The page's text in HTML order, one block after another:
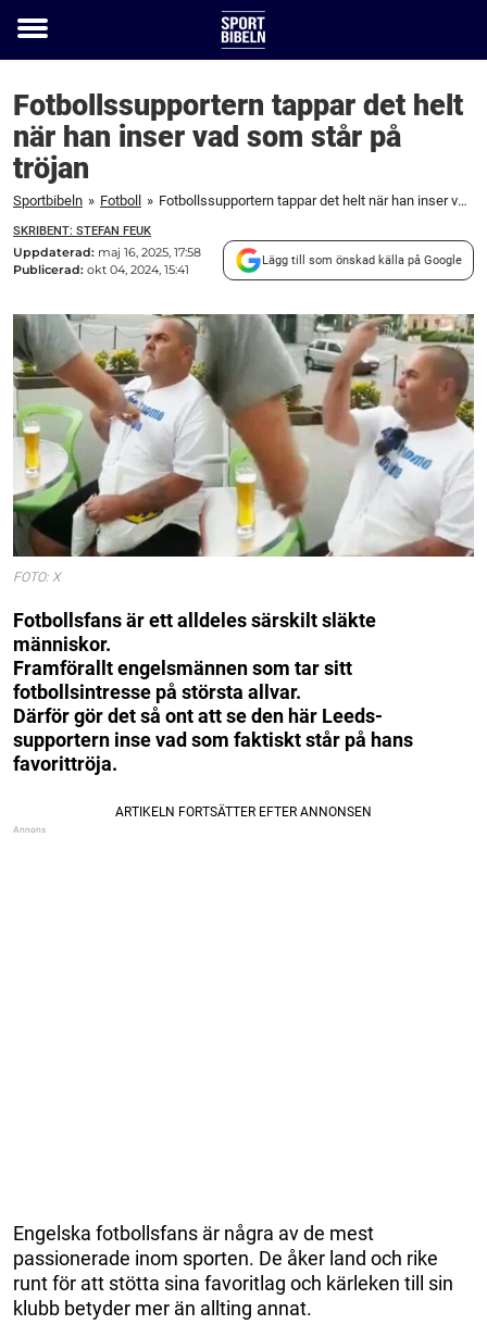
Toggle
Fotbollssupportern tappar det helt
när han inser vad som står på
tröjan
Sportbibeln » Fotboll » Fotbollssupportern tappar det helt när han inser vad som står på tröjan
SKRIBENT: STEFAN FEUK
Uppdaterad: maj 16, 2025, 17:58
Publicerad: okt 04, 2024, 15:41
Lägg till som önskad källa på Google
FOTO: X
Fotbollsfans är ett alldeles särskilt släkte
människor.
Framförallt engelsmännen som tar sitt
fotbollsintresse på största allvar.
Därför gör det så ont att se den här Leeds-
supportern inse vad som faktiskt står på hans
favorittröja.
Engelska fotbollsfans är några av de mest
passionerade inom sporten. De åker land och rike
runt för att stötta sina favoritlag och kärleken till sin
klubb betyder mer än allting annat.